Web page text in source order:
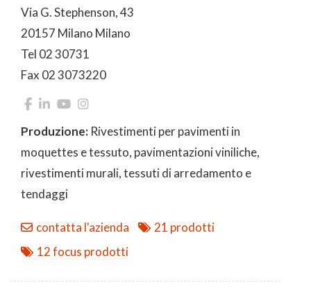
Via G. Stephenson, 43
20157 Milano Milano
Tel 02 30731
Fax 02 3073220
Produzione: Rivestimenti per pavimenti in
moquettes e tessuto, pavimentazioni viniliche,
rivestimenti murali, tessuti di arredamento e
tendaggi
contatta l'azienda
21 prodotti
12 focus prodotti